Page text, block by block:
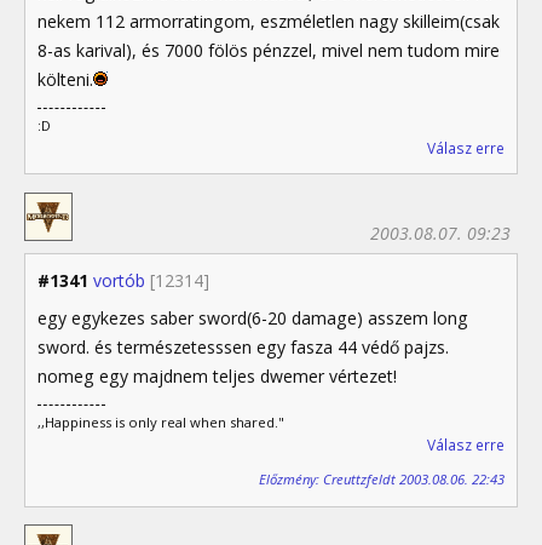
nekem 112 armorratingom, eszméletlen nagy skilleim(csak
8-as karival), és 7000 fölös pénzzel, mivel nem tudom mire
költeni.
:D
Válasz erre
#1341 vortób [12314]
2003.08.07. 09:23
egy egykezes saber sword(6-20 damage) asszem long
sword. és természetesssen egy fasza 44 védő pajzs.
nomeg egy majdnem teljes dwemer vértezet!
,,Happiness is only real when shared."
Válasz erre
Előzmény: Creuttzfeldt 2003.08.06. 22:43